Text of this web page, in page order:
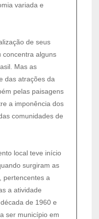
variada e
de seus
concentra alguns
Mas as
das atrações da
pelas paisagens
a imponência dos
comunidades de
local teve início
surgiram as
pertencentes a
a atividade
de 1960 e
ser município em